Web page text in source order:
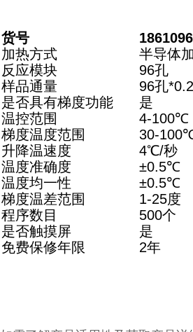
货号
1861096
加热方式
半导体加
反应模块
96孔
样品通量
96孔
是否具有梯度功能
是
温控范围
4-100℃
梯度温度范围
30-
升降温速度
4℃/秒
温度准确度
±0.5℃
温度均一性
±0.5℃
梯度温差范围
1-25度
程序数目
500个
是否触摸屏
是
免费保修年限
2年